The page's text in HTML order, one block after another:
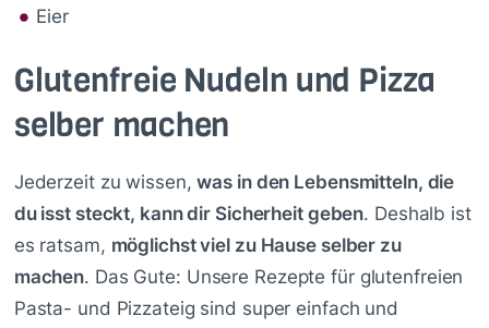
Eier
Glutenfreie Nudeln und Pizza
selber machen
Jederzeit zu wissen,was in den Lebensmitteln, die
du isst steckt, kann dir Sicherheit geben. Deshalb ist
es ratsam, möglichst viel zu Hause selber zu
machen. Das Gute: Unsere Rezepte für glutenfreien
Pasta- und Pizzateig sind super einfach und